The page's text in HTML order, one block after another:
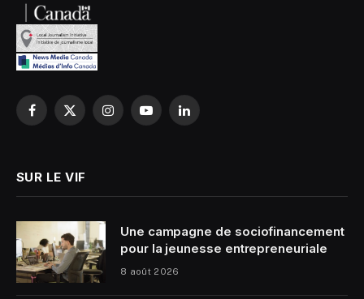
Facebook
X
InstagramYouTubeLinkedIn
SUR LE VIF
Une campagne de sociofinancement
pour la jeunesse entrepreneuriale
8 août 2026